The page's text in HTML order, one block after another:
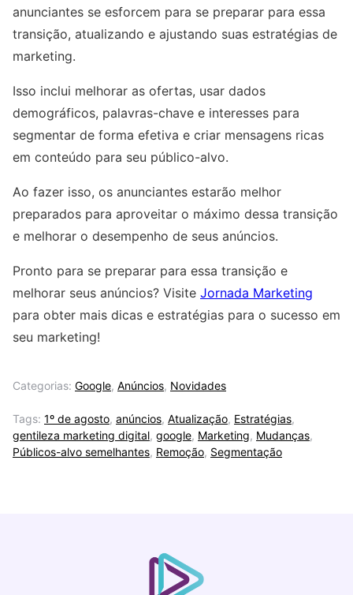
anunciantes se esforcem para se preparar para essa
transição, atualizando e ajustando suas estratégias de
marketing.
Isso inclui melhorar as ofertas, usar dados
demográficos, palavras-chave e interesses para
segmentar de forma efetiva e criar mensagens ricas
em conteúdo para seu público-alvo.
Ao fazer isso, os anunciantes estarão melhor
preparados para aproveitar o máximo dessa transição
e melhorar o desempenho de seus anúncios.
Pronto para se preparar para essa transição e
melhorar seus anúncios? Visite Jornada Marketing
para obter mais dicas e estratégias para o sucesso em
seu marketing!
Categorias: Google, Anúncios, Novidades
Tags: 1º de agosto, anúncios, Atualização, Estratégias,
gentileza marketing digital, google, Marketing, Mudanças,
Públicos-alvo semelhantes, Remoção, Segmentação